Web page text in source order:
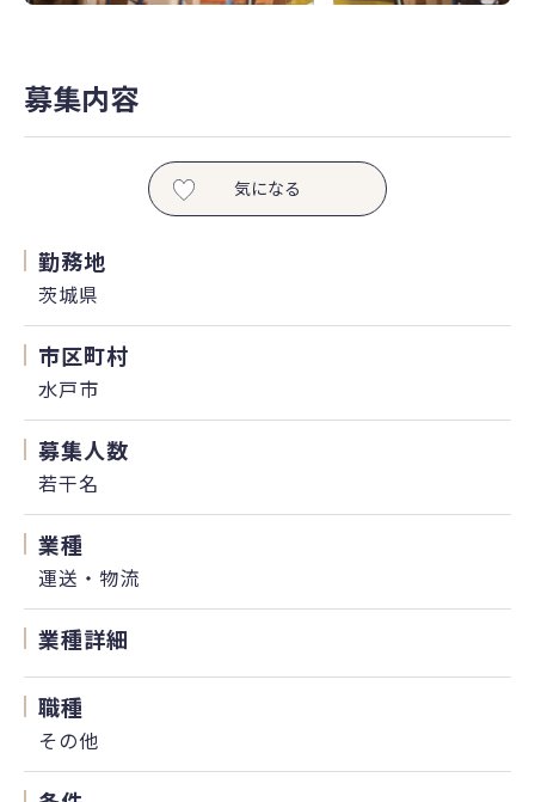
募集内容
気になる
勤務地
茨城県
市区町村
水戸市
募集人数
若干名
業種
運送・物流
業種詳細
職種
その他